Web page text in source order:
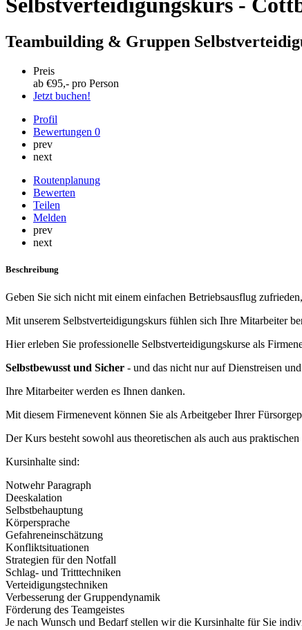
Teambuilding & Gruppen
Preis
ab €95,- pro Person
Jetzt buchen!
Profil
Bewertungen 0
prev
next
Routenplanung
Bewerten
Teilen
Melden
prev
next
Beschreibung
Geben Sie sich nicht mit einem einfachen Betriebsausflug
Mit unserem Selbstverteidigungskurs fühlen sich Ihre Mitarbeiter
Hier erleben Sie professionelle Selbstverteidigungskurse als
Selbstbewusst und Sicher - und das nicht nur auf Dienstreisen
Ihre Mitarbeiter werden es Ihnen danken.
Mit diesem Firmenevent können Sie als Arbeitgeber Ihrer
Der Kurs besteht sowohl aus theoretischen als auch aus praktischen
Kursinhalte sind:
Notwehr Paragraph
Deeskalation
Selbstbehauptung
Körpersprache
Gefahreneinschätzung
Konfliktsituationen
Strategien für den Notfall
Schlag- und Tritttechniken
Verteidigungstechniken
Verbesserung der Gruppendynamik
Förderung des Teamgeistes
Je nach Wunsch und Bedarf stellen wir die Kursinhalte für Sie